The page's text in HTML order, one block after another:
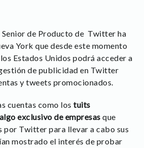
de Producto de Twitter ha
York que desde este momento
Estados Unidos podrá acceder a
de publicidad en Twitter
y tweets promocionados.
cuentas como los tuits
exclusivo de empresas que
por Twitter para llevar a cabo sus
mostrado el interés de probar